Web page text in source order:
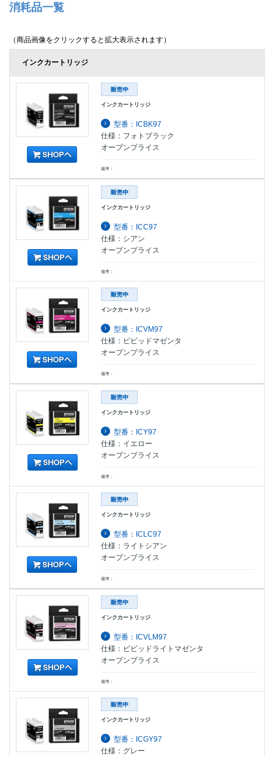
消耗品一覧
（商品画像をクリックすると拡大表示されます）
インクカートリッジ
インクカートリッジ
型番：ICBK97
仕様：フォトブラック
オープンプライス
備考：
インクカートリッジ
型番：ICC97
仕様：シアン
オープンプライス
備考：
インクカートリッジ
型番：ICVM97
仕様：ビビッドマゼンタ
オープンプライス
備考：
インクカートリッジ
型番：ICY97
仕様：イエロー
オープンプライス
備考：
インクカートリッジ
型番：ICLC97
仕様：ライトシアン
オープンプライス
備考：
インクカートリッジ
型番：ICVLM97
仕様：ビビッドライトマゼンタ
オープンプライス
備考：
インクカートリッジ
型番：ICGY97
仕様：グレー